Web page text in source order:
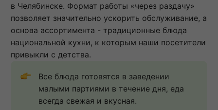
в Челябинске. Формат работы «через раздачу»
позволяет значительно ускорить обслуживание, а
основа ассортимента - традиционные блюда
национальной кухни, к которым наши посетители
привыкли с детства.
Все блюда готовятся в заведении
малыми партиями в течение дня, еда
всегда свежая и вкусная.